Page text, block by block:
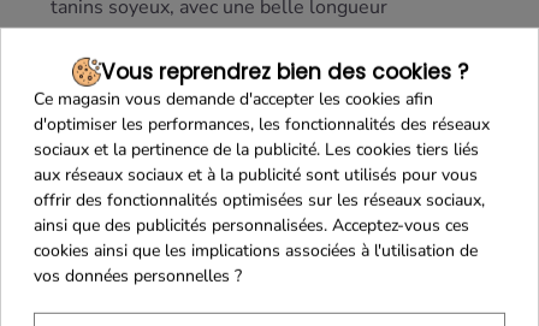
tanins soyeux, avec une belle longueur
aromatique.
Ce vin accompagne parfaitementviandes rouges
grillées, magrets de canard, confit oufromages
affinés du Périgord, et sublimera également vos
plats en sauceet vos repas de fête.
Servi entre 15 et 18 °C, il peut se déguster dès
maintenant ou se conserver en cave pendant 5 à
10 ans pour développer toute sa complexité.
Vous reprendrez bien des cookies ?
Ce magasin vous demande d'accepter les cookies afin
d'optimiser les performances, les fonctionnalités des réseaux
sociaux et la pertinence de la publicité. Les cookies tiers liés
aux réseaux sociaux et à la publicité sont utilisés pour vous
offrir des fonctionnalités optimisées sur les réseaux sociaux,
ainsi que des publicités personnalisées. Acceptez-vous ces
cookies ainsi que les implications associées à l'utilisation de
vos données personnelles ?